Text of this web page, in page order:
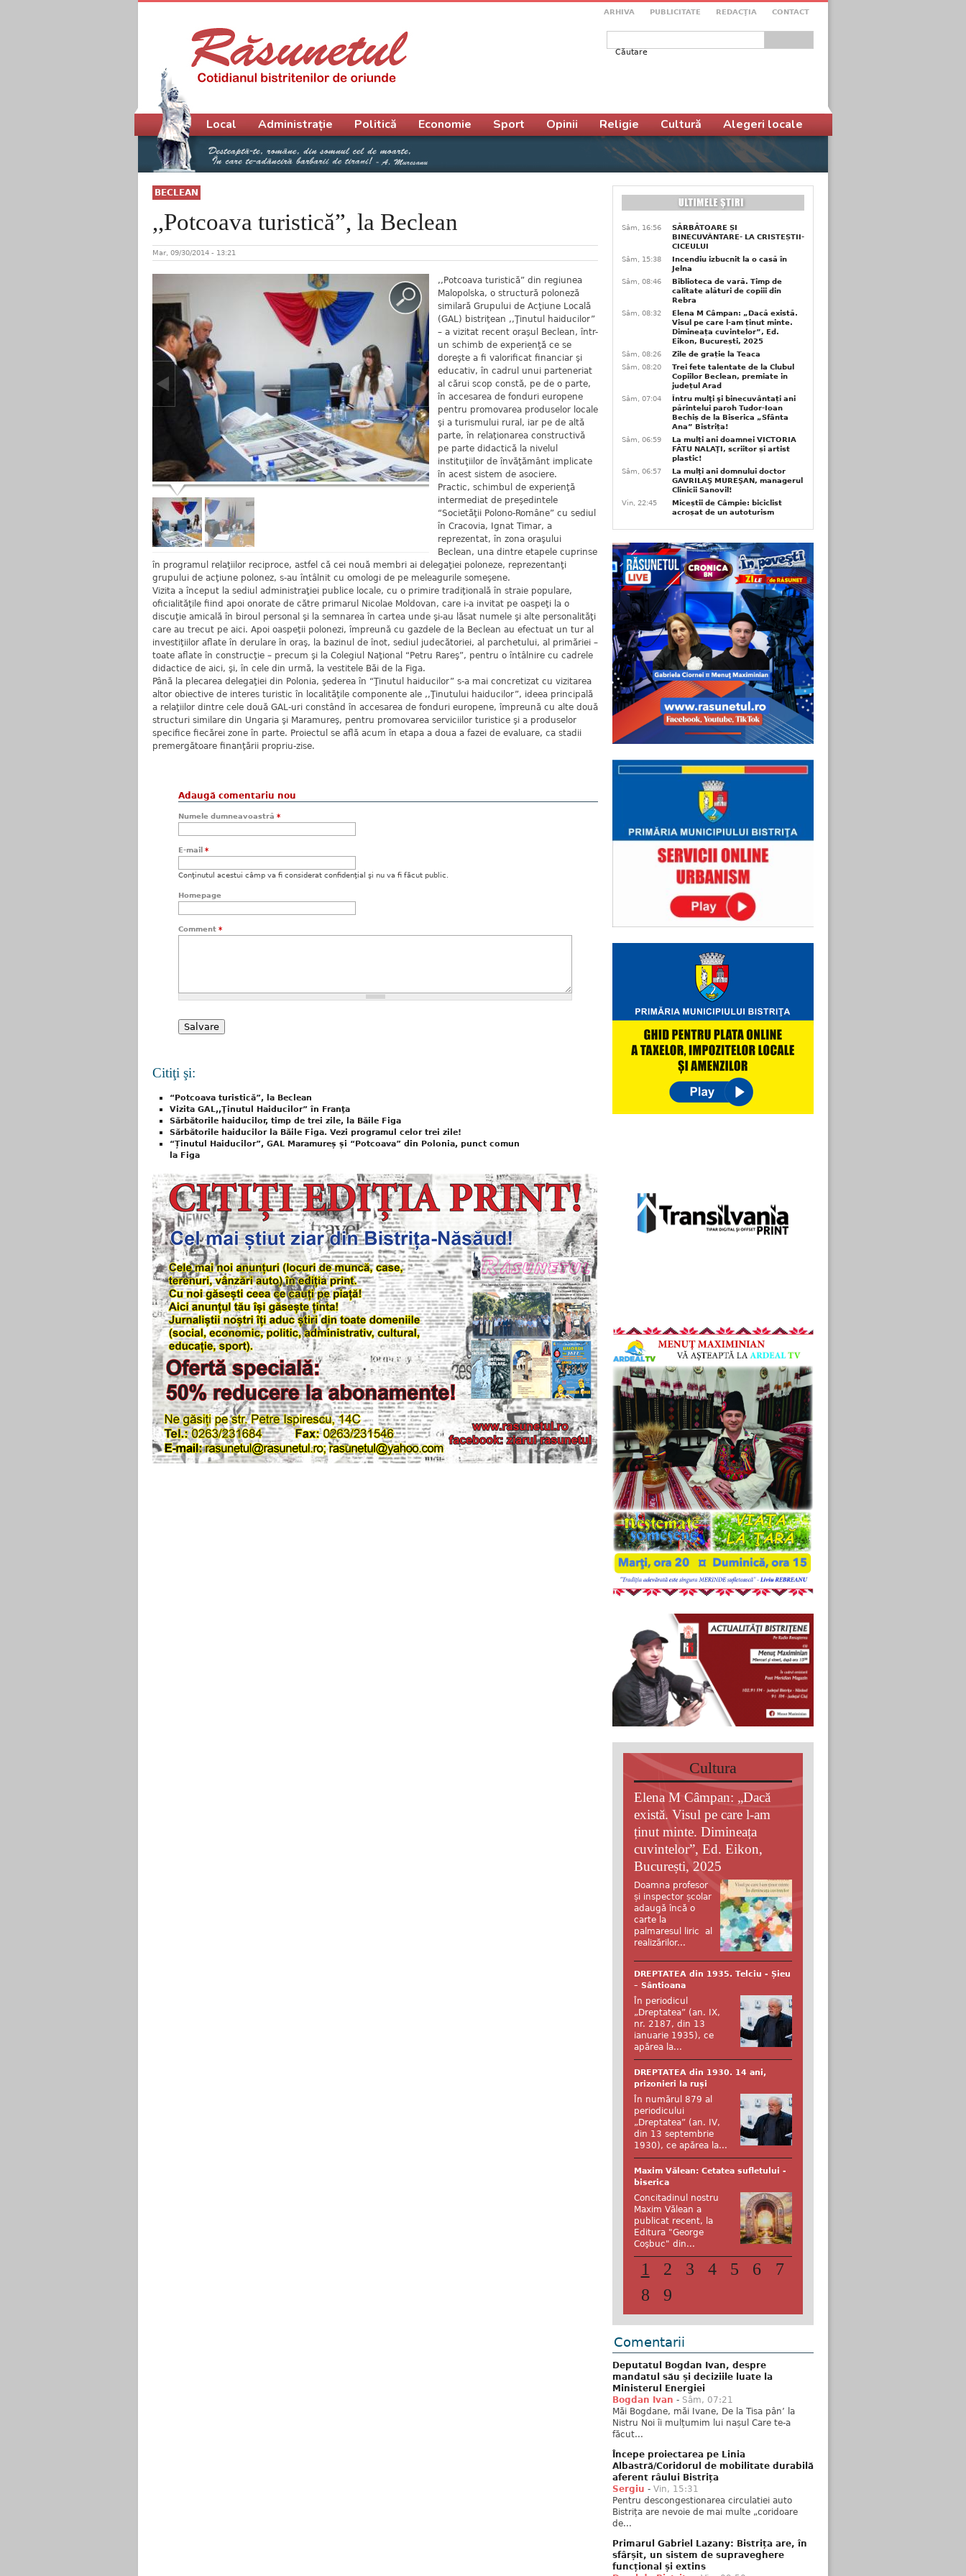
ARHIVA PUBLICITATE REDACŢIA CONTACT
Formular de căutare
BECLEAN
,,Potcoava turistică”, la Beclean
Mar, 09/30/2014 - 13:21
,,Potcoava turistică” din regiunea
Malopolska, o structură poloneză
similară Grupului de Acţiune Locală
(GAL) bistriţean ,,Ţinutul haiducilor”
– a vizitat recent oraşul Beclean, într-
un schimb de experienţă ce se
doreşte a fi valorificat financiar şi
educativ, în cadrul unui parteneriat
al cărui scop constă, pe de o parte,
în accesarea de fonduri europene
pentru promovarea produselor locale
şi a turismului rural, iar pe de altă
parte, în relaţionarea constructivă
pe parte didactică la nivelul
instituţiilor de învăţământ implicate
în acest sistem de asociere.
Practic, schimbul de experienţă
intermediat de preşedintele
“Societăţii Polono-Române” cu sediul
în Cracovia, Ignat Timar, a
reprezentat, în zona oraşului
Beclean, una dintre etapele cuprinse
în programul relaţiilor reciproce, astfel că cei nouă membri ai delegaţiei poloneze, reprezentanţi
grupului de acţiune polonez, s-au întâlnit cu omologi de pe meleagurile someşene.
Vizita a început la sediul administraţiei publice locale, cu o primire tradiţională în straie populare,
oficialităţile fiind apoi onorate de către primarul Nicolae Moldovan, care i-a invitat pe oaspeţi la o
discuţie amicală în biroul personal şi la semnarea în cartea unde şi-au lăsat numele şi alte personalităţi
care au trecut pe aici. Apoi oaspeţii polonezi, împreună cu gazdele de la Beclean au efectuat un tur al
investiţiilor aflate în derulare în oraş, la bazinul de înot, sediul judecătoriei, al parchetului, al primăriei –
toate aflate în construcţie – precum şi la Colegiul Naţional “Petru Rareş”, pentru o întâlnire cu cadrele
didactice de aici, şi, în cele din urmă, la vestitele Băi de la Figa.
Până la plecarea delegaţiei din Polonia, şederea în “Ţinutul haiducilor” s-a mai concretizat cu vizitarea
altor obiective de interes turistic în localităţile componente ale ,,Ţinutului haiducilor”, ideea principală
a relaţiilor dintre cele două GAL-uri constând în accesarea de fonduri europene, împreună cu alte două
structuri similare din Ungaria şi Maramureş, pentru promovarea serviciilor turistice şi a produselor
specifice fiecărei zone în parte. Proiectul se află acum în etapa a doua a fazei de evaluare, ca stadii
premergătoare finanţării propriu-zise.
Adaugă comentariu nou
Numele dumneavoastră *
E-mail *
Conţinutul acestui câmp va fi considerat confidenţial şi nu va fi făcut public.
Homepage
Comment *
Citiţi şi:
“Potcoava turistică”, la Beclean
Vizita GAL,,Ţinutul Haiducilor” în Franţa
Sărbătorile haiducilor, timp de trei zile, la Băile Figa
Sărbătorile haiducilor la Băile Figa. Vezi programul celor trei zile!
“Ținutul Haiducilor”, GAL Maramureș și “Potcoava” din Polonia, punct comun
la Figa
Meniu principal
Local Administrație Politică Economie Sport Opinii Religie Cultură Alegeri locale
Sâm, 16:56
SĂRBĂTOARE ȘI
BINECUVÂNTARE- LA CRISTEȘTII-
CICEULUI
Sâm, 15:38
Incendiu izbucnit la o casă în
Jelna
Sâm, 08:46
Biblioteca de vară. Timp de
calitate alături de copiii din
Rebra
Sâm, 08:32
Elena M Câmpan: „Dacă există.
Visul pe care l-am ținut minte.
Dimineața cuvintelor”, Ed.
Eikon, București, 2025
Sâm, 08:26
Zile de grație la Teaca
Sâm, 08:20
Trei fete talentate de la Clubul
Copiilor Beclean, premiate in
județul Arad
Sâm, 07:04
Întru mulţi şi binecuvântați ani
părintelui paroh Tudor-Ioan
Bechiș de la Biserica „Sfânta
Ana” Bistrița!
Sâm, 06:59
La mulți ani doamnei VICTORIA
FĂTU NALAŢI, scriitor și artist
plastic!
Sâm, 06:57
La mulţi ani domnului doctor
GAVRILAŞ MUREŞAN, managerul
Clinicii Sanovil!
Vin, 22:45
Miceștii de Câmpie: biciclist
acroșat de un autoturism
Cultura
Elena M Câmpan: „Dacă
există. Visul pe care l-am
ținut minte. Dimineața
cuvintelor”, Ed. Eikon,
București, 2025
Doamna profesor
și inspector școlar
adaugă încă o
carte la
palmaresul liric al
realizărilor...
DREPTATEA din 1935. Telciu - Șieu
– Sântioana
În periodicul
„Dreptatea” (an. IX,
nr. 2187, din 13
ianuarie 1935), ce
apărea la...
DREPTATEA din 1930. 14 ani,
prizonieri la ruși
În numărul 879 al
periodicului
„Dreptatea” (an. IV,
din 13 septembrie
1930), ce apărea la...
Maxim Vălean: Cetatea sufletului -
biserica
Concitadinul nostru
Maxim Vălean a
publicat recent, la
Editura "George
Coşbuc" din...
1 2 3 4 5 6
7
8
9
Comentarii
Deputatul Bogdan Ivan, despre
mandatul său și deciziile luate la
Ministerul Energiei
Bogdan Ivan - Sâm, 07:21
Măi Bogdane, măi Ivane, De la Tisa pân’ la
Nistru Noi îi mulțumim lui nașul Care te-a
făcut...
Începe proiectarea pe Linia
Albastră/Coridorul de mobilitate durabilă
aferent râului Bistrița
Sergiu - Vin, 15:31
Pentru descongestionarea circulatiei auto
Bistrița are nevoie de mai multe „coridoare
de...
Primarul Gabriel Lazany: Bistrița are, în
sfârșit, un sistem de supraveghere
funcțional și extins